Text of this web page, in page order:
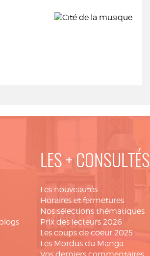
LES + CONSULTÉS
Les nouveautés
Horaires et fermetures
Nos sélections thématiques
Prix des lecteurs 2026
Les coups de coeur 2025
Les Mordus du Manga